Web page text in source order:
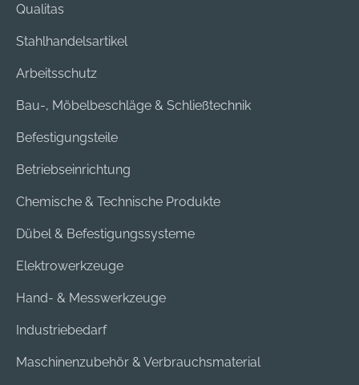
Qualitas
Stahlhandelsartikel
Arbeitsschutz
Bau-, Möbelbeschläge & Schließtechnik
Befestigungsteile
Betriebseinrichtung
Chemische & Technische Produkte
Dübel & Befestigungssysteme
Elektrowerkzeuge
Hand- & Messwerkzeuge
Industriebedarf
Maschinenzubehör & Verbrauchsmaterial